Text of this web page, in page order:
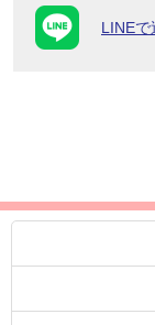
LINEで